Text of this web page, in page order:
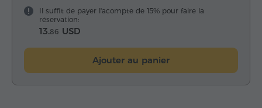
Il suffit de payer l'acompte de 15% pour faire la
réservation:
13.86 USD
Ajouter au panier